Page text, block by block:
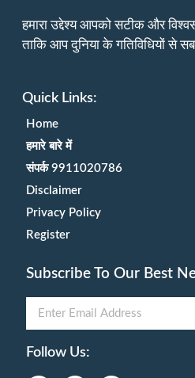
हमारा उद्देश्य आपको सटीक और
ताकि आप दुनिया के गतिविधियों से
Quick Links:
Home
हमारे बारे में
संपर्क 9911020786
Disclaimer
Privacy Policy
Register
Subscribe To Our Best
Follow Us: